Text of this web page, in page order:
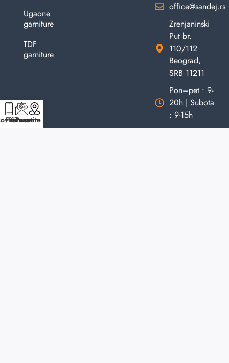
Ugaone
garniture
TDF
garniture
office@sandej.rs
Zrenjaninski
Put br.
110/112
Beograd,
SRB 11211
Pon–pet : 9-
20h | Subota
: 9-15h
nas
Pišite nam
Posetite nas